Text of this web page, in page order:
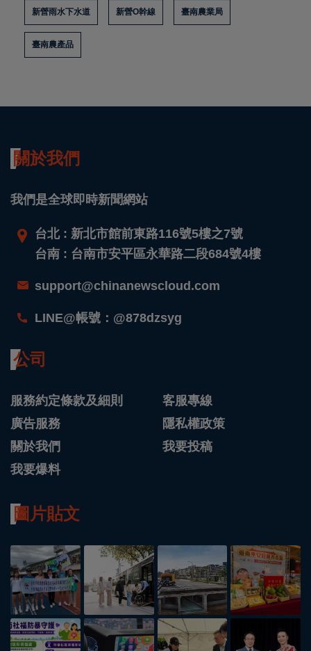
新營雨水下水道 新營O幹線 臺南農業局
臺南農產品
關於我們
我們是全球即時新聞網站
台北 : 新北市館前東路116號5樓之7號
台南 : 台南市安平區永華路二段684號4樓
support@chinanewscloud.com
LINE@帳號：@878dzsyg
公司
服務約定條款及細則
客服專線
廣告服務
隱私權政策
關於我們
我要投稿
我要爆料
圖片貼文